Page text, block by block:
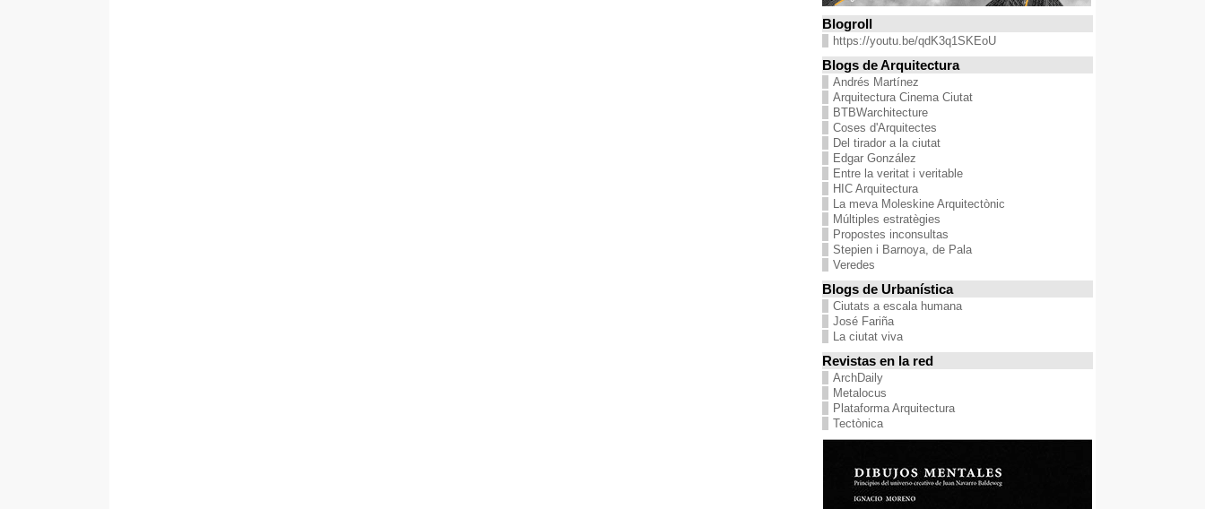
Blogroll
https://youtu.be/qdK3q1SKEoU
Blogs de Arquitectura
Andrés Martínez
Arquitectura Cinema Ciutat
BTBWarchitecture
Coses d'Arquitectes
Del tirador a la ciutat
Edgar González
Entre la veritat i veritable
HIC Arquitectura
La meva Moleskine Arquitectònic
Múltiples estratègies
Propostes inconsultas
Stepien i Barnoya, de Pala
Veredes
Blogs de Urbanística
Ciutats a escala humana
José Fariña
La ciutat viva
Revistas en la red
ArchDaily
Metalocus
Plataforma Arquitectura
Tectònica